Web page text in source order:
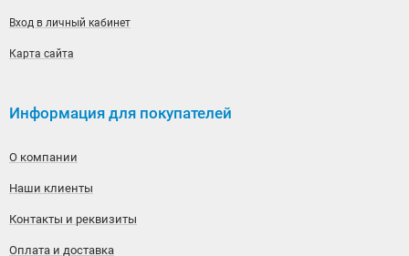
Вход в личный кабинет
Карта сайта
Информация для покупателей
О компании
Наши клиенты
Контакты и реквизиты
Оплата и доставка